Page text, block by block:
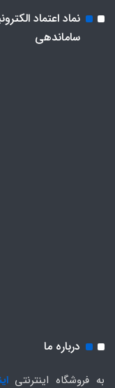
نماد اعتماد
ساماندهی
درباره ما
به فروشگاه اینترنتی